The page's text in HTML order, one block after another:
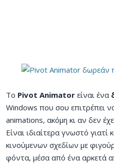
Το Pivot Animator είναι ένα
Windows που σου επιτρέπει
animations, ακόμη κι αν δεν
Είναι ιδιαίτερα γνωστό γιατί
κινούμενων σχεδίων με
φόντα, μέσα από ένα αρκετά